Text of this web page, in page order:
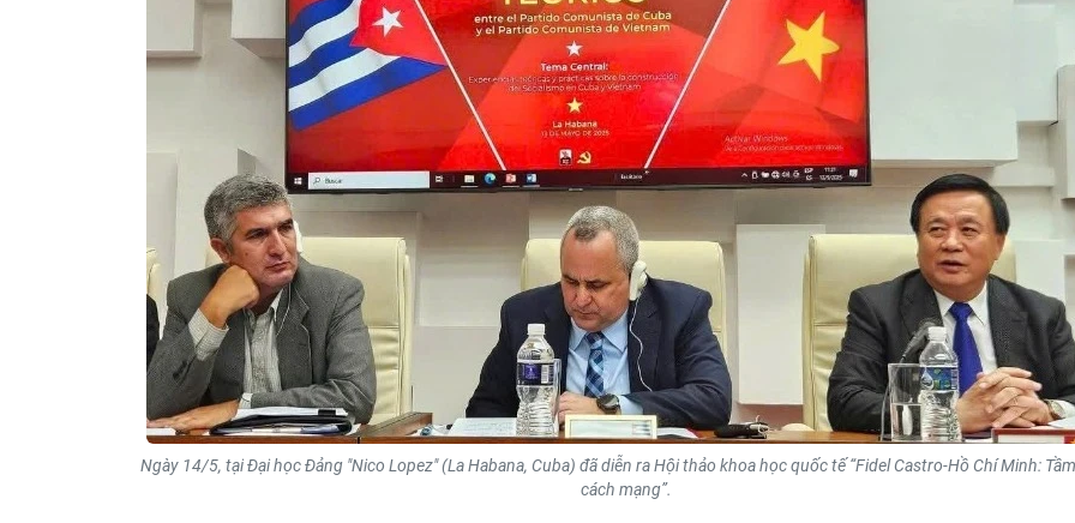
Ngày 14/5, tại Đại học Đảng "Nico Lopez" (La Habana, Cuba) đã diễn ra Hội thảo khoa học quốc tế “Fidel Castro-Hồ Chí Minh:
cách mạng”.